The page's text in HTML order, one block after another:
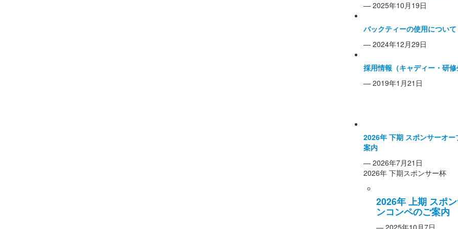
— 2025年10月19日
バックティーの使用について
— 2024年12月29日
採用情報（キャディー・研修
— 2019年1月21日
2026年 下期 スポンサーオ
案内
— 2026年7月21日
2026年 下期スポンサー杯
2026年 上期 スポ
ンコンペのご案内
— 2025年10月7日